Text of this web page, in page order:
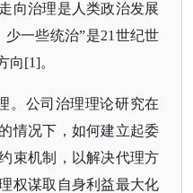
向治理是人类政治发展
一些统治”是21世纪世
向[1]。
。公司治理理论研究在
情况下，如何建立起委
束机制，以解决代理方
权谋取自身利益最大化